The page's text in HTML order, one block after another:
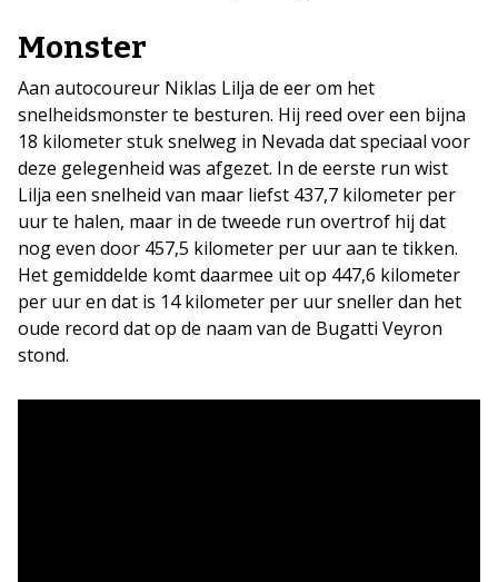
Monster
Aan autocoureur Niklas Lilja de eer om het
snelheidsmonster te besturen. Hij reed over een bijna
18 kilometer stuk snelweg in Nevada dat speciaal voor
deze gelegenheid was afgezet. In de eerste run wist
Lilja een snelheid van maar liefst 437,7 kilometer per
uur te halen, maar in de tweede run overtrof hij dat
nog even door 457,5 kilometer per uur aan te tikken.
Het gemiddelde komt daarmee uit op 447,6 kilometer
per uur en dat is 14 kilometer per uur sneller dan het
oude record dat op de naam van de Bugatti Veyron
stond.